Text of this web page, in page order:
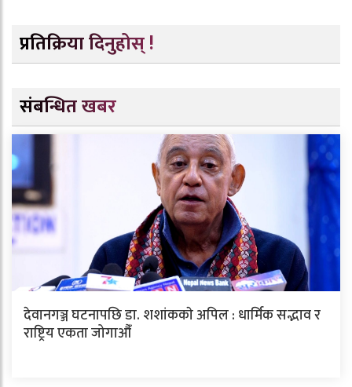
प्रतिक्रिया दिनुहोस् !
संबन्धित खबर
देवानगञ्ज घटनापछि डा. शशांककाे अपिल : धार्मिक सद्भाव र
राष्ट्रिय एकता जोगाऔँ